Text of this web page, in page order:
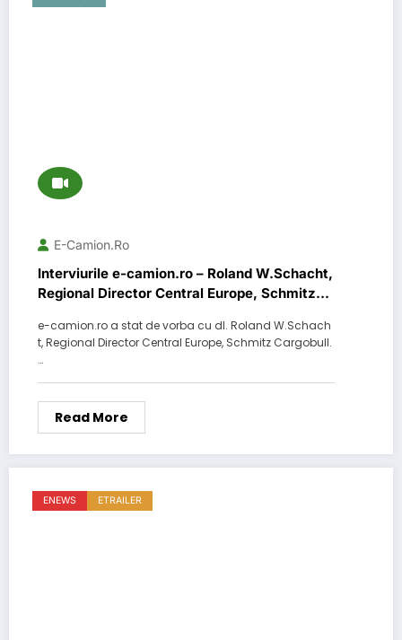
E-Camion.ro
Interviurile e-camion.ro – Roland W.Schacht,
Regional Director Central Europe, Schmitz
e-camion.ro a stat de vorba cu dl. Roland W.Schach
t, Regional Director Central Europe, Schmitz Cargobull.
…
Read More
ENEWS ETRAILER